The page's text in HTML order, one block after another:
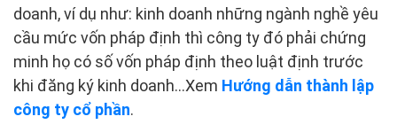
doanh, ví dụ như: kinh doanh những ngành nghề yêu
cầu mức vốn pháp định thì công ty đó phải chứng
minh họ có số vốn pháp định theo luật định trước
khi đăng ký kinh doanh…Xem Hướng dẫn thành lập
công ty cổ phần.